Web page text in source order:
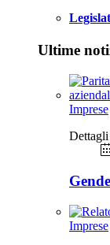
Ultime
Imprese
Dettagli
Imprese